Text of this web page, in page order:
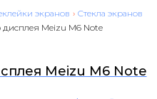
экранов › Cтекла экранов
дисплея Meizu M6 Note
Meizu M6 Note